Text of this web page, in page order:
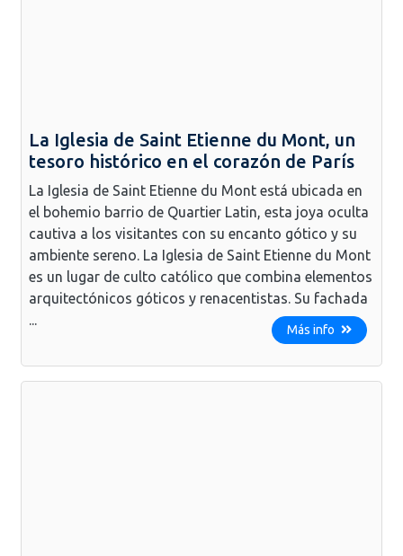
La Iglesia de Saint Etienne du Mont, un
tesoro histórico en el corazón de París
La Iglesia de Saint Etienne du Mont está ubicada en
el bohemio barrio de Quartier Latin, esta joya oculta
cautiva a los visitantes con su encanto gótico y su
ambiente sereno. La Iglesia de Saint Etienne du Mont
es un lugar de culto católico que combina elementos
arquitectónicos góticos y renacentistas. Su fachada
...
Más info